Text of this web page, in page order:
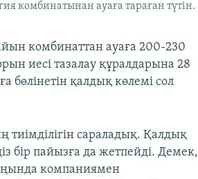
комбинатынан ауаға тараған түтін.
комбинаттан ауаға 200-230
иесі тазалау құралдарына 28
бөлінетін қалдық көлемі сол
сараладық. Қалдық
бір пайызға да жетпейді. Демек,
компаниямен